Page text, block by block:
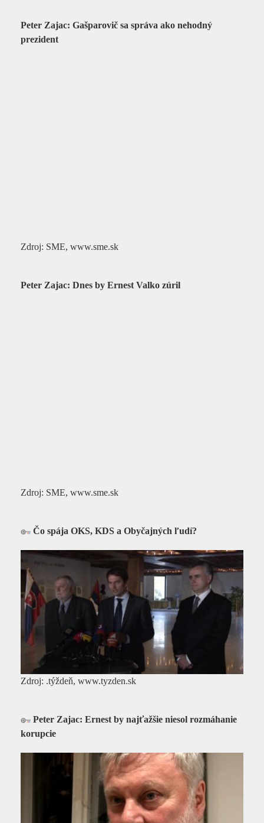
Peter Zajac: Gašparovič sa správa ako nehodný
prezident
Zdroj: SME, www.sme.sk
Peter Zajac: Dnes by Ernest Valko zúril
Zdroj: SME, www.sme.sk
Čo spája OKS, KDS a Obyčajných ľudí?
Zdroj: .týždeň, www.tyzden.sk
Peter Zajac: Ernest by najťažšie niesol rozmáhanie
korupcie